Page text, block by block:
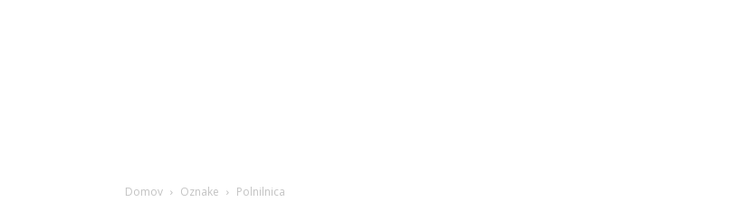
Domov Oznake Polnilnica